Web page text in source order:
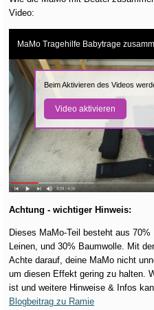
Video:
MaMo Tragehilfe Babytrage
Beim Aktivieren des Videos
Video aktivieren
Achtung - wichtiger Hinweis:
Dieses MaMo-Teil besteht aus
Leinen, und 30% Baumwolle. Mit
Achte darauf, deine MaMo nicht
um diesen Effekt gering zu halten.
ist und weitere Hinweise & Infos
Blogbeitrag zu Ramie